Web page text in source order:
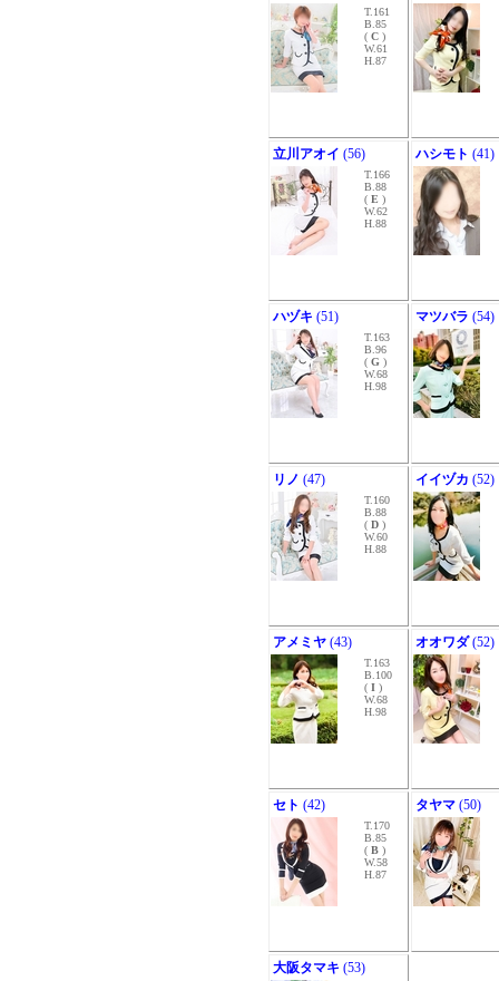
T.161
B.85
( C )
W.61
H.87
立川アオイ (56)
T.166
B.88
( E )
W.62
H.88
ハシモト (41)
ハヅキ (51)
T.163
B.96
( G )
W.68
H.98
マツバラ (54)
リノ (47)
T.160
B.88
( D )
W.60
H.88
イイヅカ (52)
アメミヤ (43)
T.163
B.100
( I )
W.68
H.98
オオワダ(52)
セト (42)
T.170
B.85
( B )
W.58
H.87
タヤマ (50)
大阪タマキ (53)